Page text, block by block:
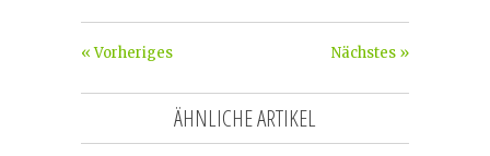
Nächstes »
« Vorheriges
ÄHNLICHE ARTIKEL